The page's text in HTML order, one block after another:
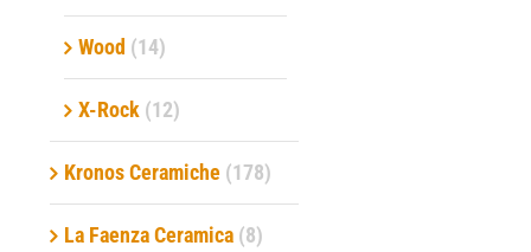
Wood (14)
X-Rock (12)
Kronos Ceramiche (178)
La Faenza Ceramica (8)